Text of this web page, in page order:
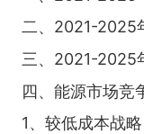
二、2021-2025
三、2021-2025
四、能源市场竞
1、较低成本战略